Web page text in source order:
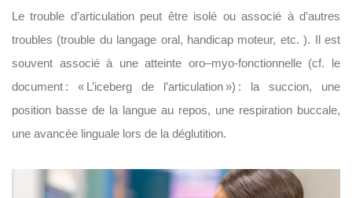
Le trouble d’articulation peut être isolé ou associé à d’autres
troubles (trouble du langage oral, handicap moteur, etc. ). Il est
souvent associé à une atteinte oro–myo-fonctionnelle (cf. le
document : « L’iceberg de l’articulation ») : la succion, une
position basse de la langue au repos, une respiration buccale,
une avancée linguale lors de la déglutition.